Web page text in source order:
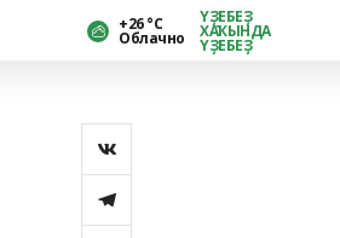
+26 °С
Облачно
ҮҘЕБЕҘ
ХАҠЫНДА
ҮҘЕБЕҘ